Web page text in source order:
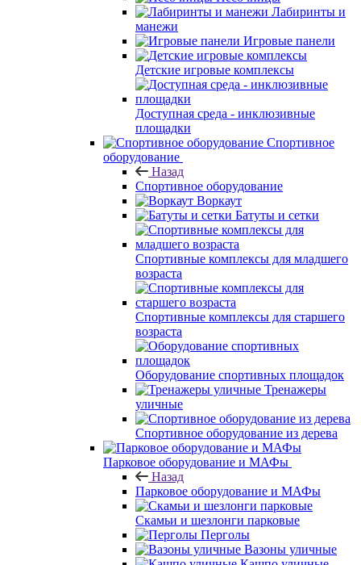
Лабиринты и
манежи
Игровые панели
Детские игровые комплексы
Доступная среда - инклюзивные
площадки
Спортивное
оборудование
Назад
Спортивное оборудование
Воркаут
Батуты и сетки
Спортивные комплексы для младшего
возраста
Спортивные комплексы для старшего
возраста
Оборудование спортивных площадок
Тренажеры
уличные
Спортивное оборудование из дерева
Парковое оборудование и МАФы
Назад
Парковое оборудование и МАФы
Скамьи и шезлонги парковые
Перголы
Вазоны уличные